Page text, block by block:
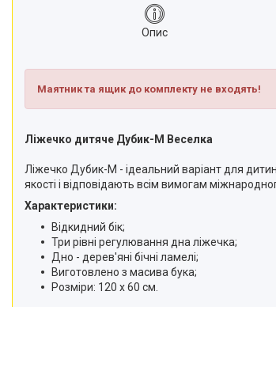
Опис
Маятник та ящик до комплекту не входять!
Ліжечко дитяче Дубик-М Веселка
Ліжечко Дубик-М - ідеальний варіант для
якості і відповідають всім вимогам
Характеристики:
Відкидний бік;
Три рівні регулювання дна ліжечка;
Дно - дерев'яні бічні ламелі;
Виготовлено з масива бука;
Розміри: 120 х 60 см.